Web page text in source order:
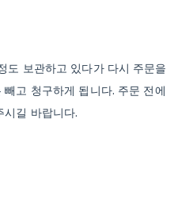
도 보관하고 있다가 다시 주문을
고 청구하게 됩니다. 주문 전에
길 바랍니다.